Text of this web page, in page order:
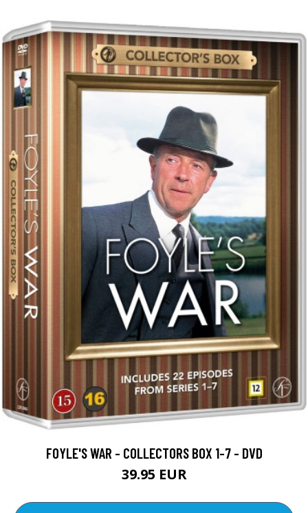
FOYLE'S WAR - COLLECTORS BOX 1-7 - DVD
39.95 EUR